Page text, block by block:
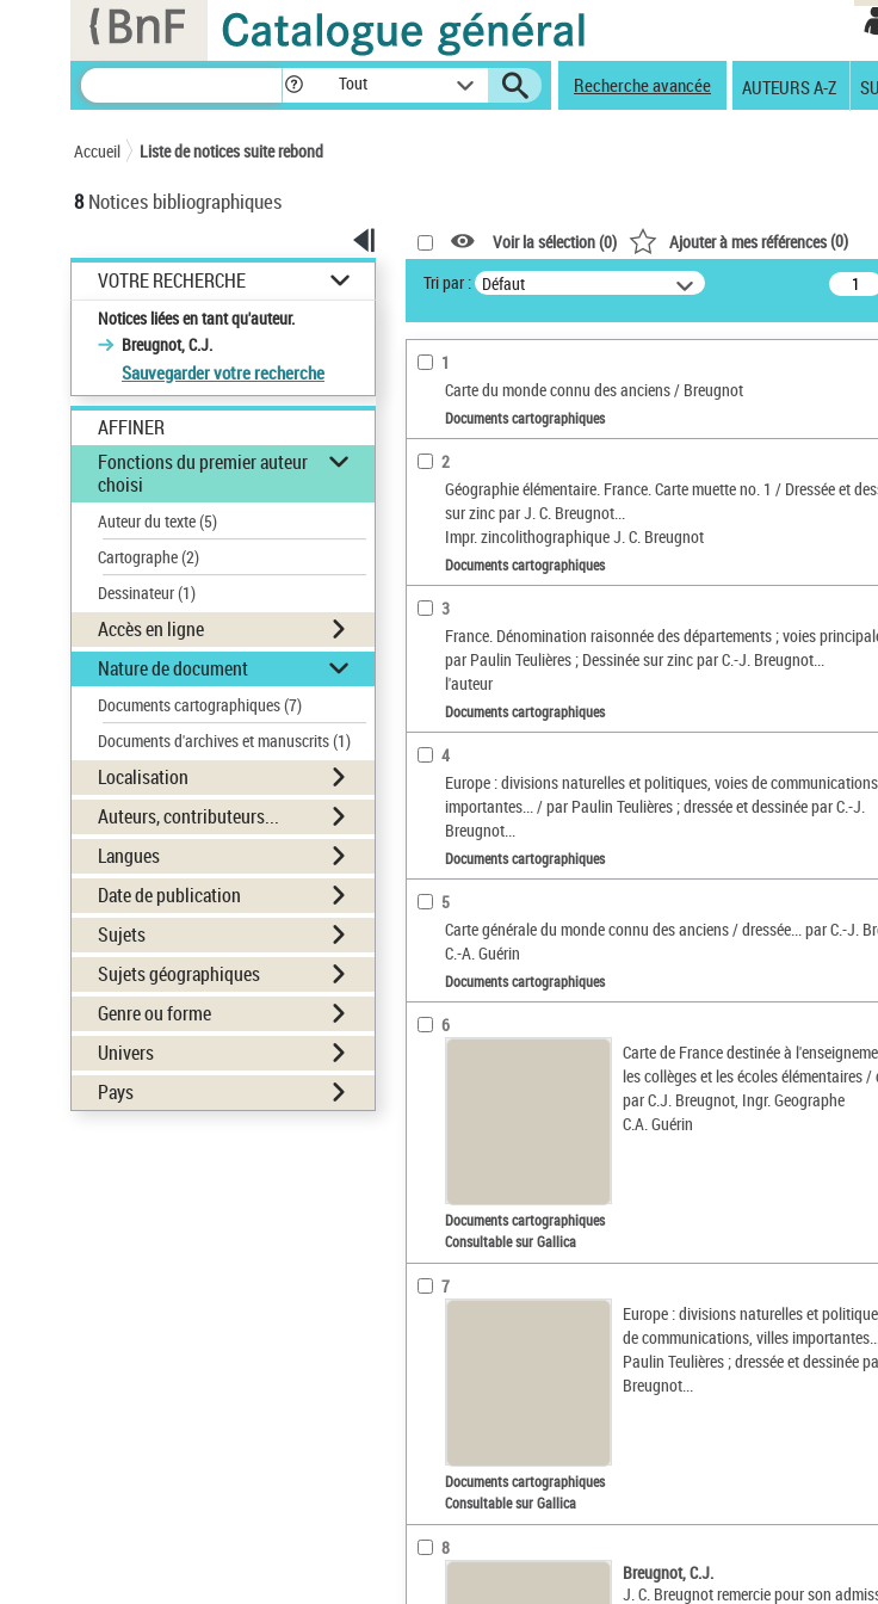
Tout Recherche avancée AUTEURS A-Z
Accueil Liste de notices suite rebond
8Notices bibliographiques
VOTRE RECHERCHE
Notices liées en tant qu'auteur.
Breugnot, C.J.
Sauvegarder votre recherche
AFFINER
Fonctions du premier auteur
choisi
Auteur du texte(5)
Cartographe(2)
Dessinateur(1)
Accès en ligne
Nature de document
Documents cartographiques(7)
Documents d'archives et manuscrits(1)
Localisation
Auteurs, contributeurs...
Langues
Date de publication
Sujets
Sujets géographiques
Genre ou forme
Univers
Pays
Voir la sélection (0) Ajouter à mes références(0)
Tri par : Défaut
1
Carte du monde connu des anciens / Breugnot
Documents cartographiques
2
Géographie élémentaire. France. Carte muette no. 1 / Dressée et
sur zinc par J. C. Breugnot...
Impr. zincolithographique J. C. Breugnot
Documents cartographiques
3
France. Dénomination raisonnée des départements ; voies
par Paulin Teulières ; Dessinée sur zinc par C.-J. Breugnot...
l'auteur
Documents cartographiques
4
Europe : divisions naturelles et politiques, voies de
importantes... / par Paulin Teulières ; dressée et dessinée par C.-J.
Breugnot...
Documents cartographiques
5
Carte générale du monde connu des anciens / dressée... par C.-J.
C.-A. Guérin
Documents cartographiques
6
Carte de France destinée à
les collèges et les écoles élémentaires /
par C.J. Breugnot, Ingr. Geographe
C.A. Guérin
Documents cartographiques
Consultable sur Gallica
7
Europe : divisions naturelles et
de communications, villes
Paulin Teulières ; dressée et dessinée
Breugnot...
Documents cartographiques
Consultable sur Gallica
8
Breugnot, C.J.
J. C. Breugnot remercie pour son
Panneau de gestion des cookies